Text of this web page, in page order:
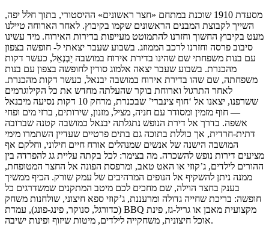
מסעדת 1910 שוכנת במתחם «חצר ראשונים» ההיסטורי, בתוך חלל יפה,
השייך לקבוצת המבנים הראשונים שקמו בקיבוץ. לאחר הארוחה טיילנו
מעט בקיבוץ החשוך וחזרנו להתמוטט מעייפות בדירות האירוח. מיד עשינו
סיבוב פרסה וחזרנו לרכב הממוזג. בשבוע שעבר יצאתי ל- חופשה בצפון
עם בנות משפחתי שם שהינו בדירת אירוח במושבה יַבְנְאֵל, כעשר דקות
מהכנרת. בשבוע שעבר יצאה אלמוג סורין לחופשה בצפון עם בנות
משפחתה, שם שהו בדירת אירוח במושבה יבנאל, כעשר דקות מהכנרת.
לאחר התרגול וארוחת בוקר שהעלתה מחדש את כל הקילוגרמים
ששרפנו, יצאנו אל ‘חוף צינברי’ שבכנרת, מרחק 10 דקות נסיעה מיבנאל
— חוף מזמין ומסודר עם חניה, מציל, מזנון, שירותים, ברזי מים ופחי
אשפה. בדרך אל דירת הנופש נתגלתה יבנאל כמושבה קטנה שברובה
דתית-חרדית, אך כוללת בתוכה גם בתים פרטיים שעדיין השתמרו מימי
המושבה הישנה של אנשים שמנהלים אורח חיים חילוני, וחלקם אף
מציעים דירות נופש להשכרה. מה בצימר: לכל בקתה עליית גג להפרדה בין
ההורים לילדים, ג’קוזי או האט טאב, ומרפסת הפונה אל החצר המטופחת,
ממנה ניתן להשקיף אל הנופים המרהיבים של עמק שורק. הכיף ממשיך
בענק בחצר הוילה, שם מחכים לכם מיטב המתקנים שמשדרגים כל
חופשה: בריכת שחייה גדולה ומרעננת, ג’קוזי ספא חיצוני, שולחנות משחק
(כדורגל, סנוקר, פינג-פונג), עמדת BBQ מקצועית מאבן או גריל-גז, פינת
אוכל חיצונית, משחקייה לילדים, מיטות שיזוף ופינות ישיבה.